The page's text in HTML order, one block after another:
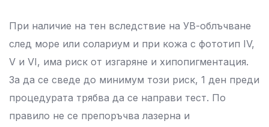
При наличие на тен вследствие на УВ-облъчване
след море или солариум и при кожа с фототип ІV,
V и VІ, има риск от изгаряне и хипопигментация.
За да се сведе до минимум този риск, 1 ден преди
процедурата трябва да се направи тест. По
правило не се препоръчва лазерна и